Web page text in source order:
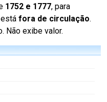
1752 e 1777, para
fora de circulação.
Não exibe valor.